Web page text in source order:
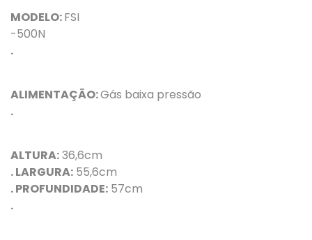
MODELO:FSI
-500N
.
ALIMENTAÇÃO:Gás baixa pressão
.
ALTURA:36,6cm
. LARGURA: 55,6cm
. PROFUNDIDADE: 57cm
.